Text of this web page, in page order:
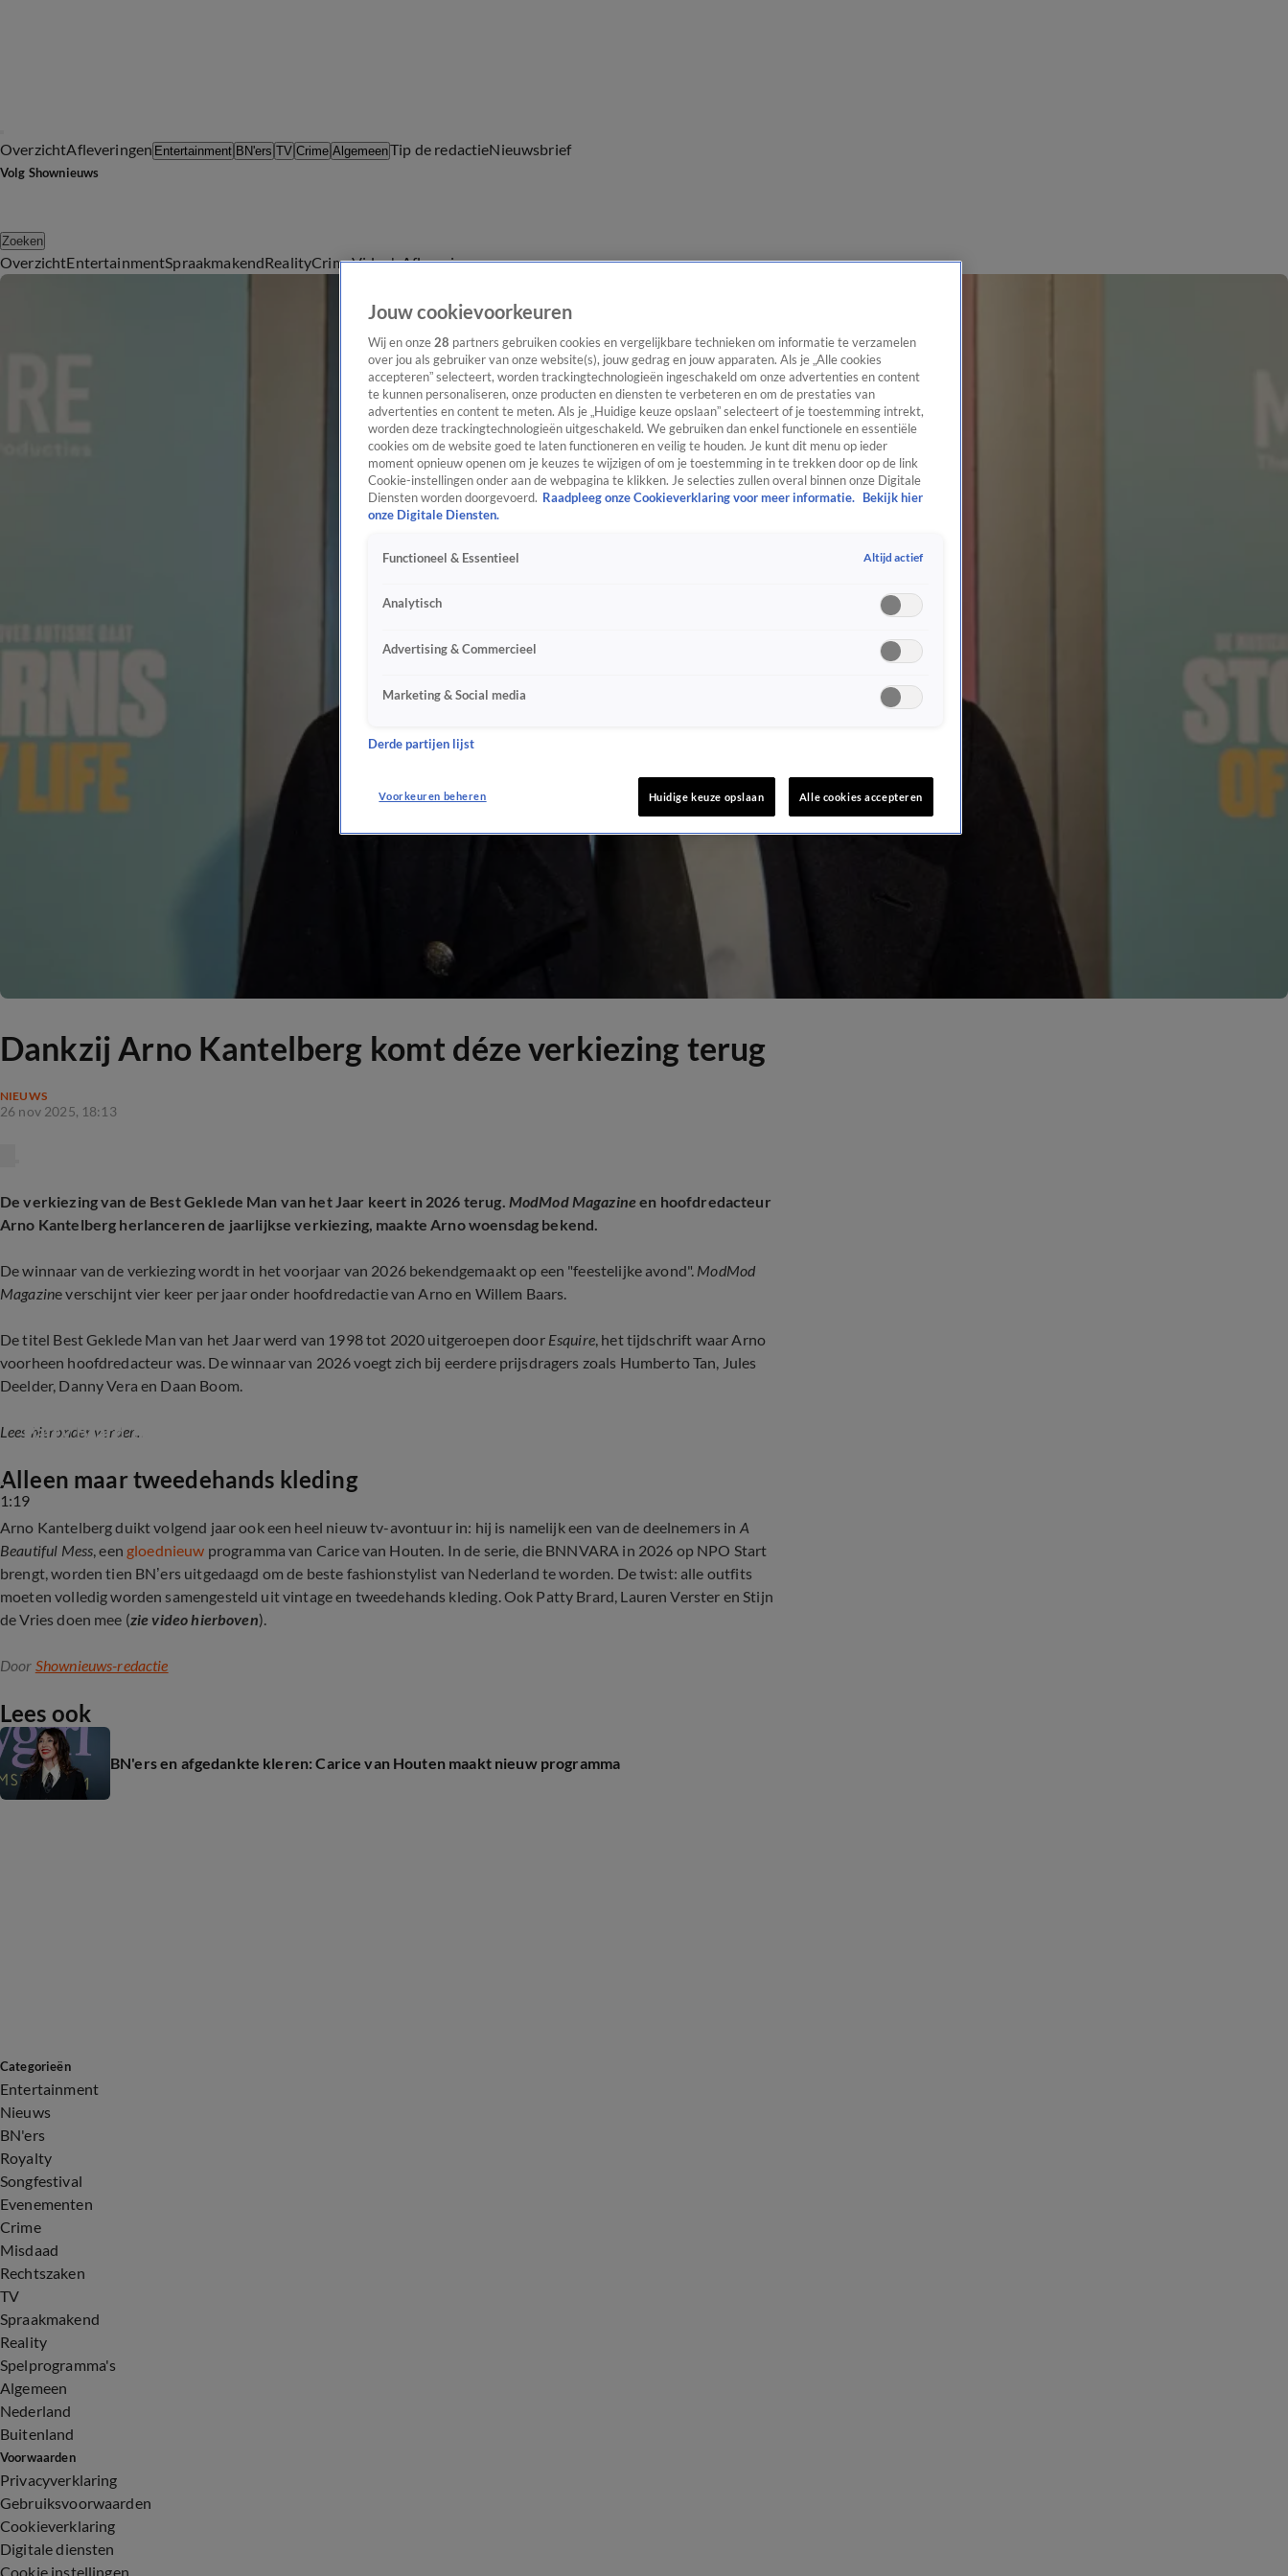
OverzichtAfleveringen Entertainment BN'ers TV Crime AlgemeenTip de redactieNieuwsbrief
Volg Shownieuws
Zoeken
OverzichtEntertainmentSpraakmakendRealityCrimeVideo'sAfleveringen
Dankzij Arno Kantelberg komt déze verkiezing terug
NIEUWS
26 nov 2025, 18:13
De verkiezing van de Best Geklede Man van het Jaar keert in 2026 terug. ModMod Magazine en hoofdredacteur
Arno Kantelberg herlanceren de jaarlijkse verkiezing, maakte Arno woensdag bekend.
De winnaar van de verkiezing wordt in het voorjaar van 2026 bekendgemaakt op een "feestelijke avond". ModMod
Magazine verschijnt vier keer per jaar onder hoofdredactie van Arno en Willem Baars.
De titel Best Geklede Man van het Jaar werd van 1998 tot 2020 uitgeroepen door Esquire, het tijdschrift waar Arno
voorheen hoofdredacteur was. De winnaar van 2026 voegt zich bij eerdere prijsdragers zoals Humberto Tan, Jules
Deelder, Danny Vera en Daan Boom.
Lees hieronder verder...
1:19
Patty Brard 'overgehaald' voor tv-programma Carice van Houten
Alleen maar tweedehands kleding
Arno Kantelberg duikt volgend jaar ook een heel nieuw tv-avontuur in: hij is namelijk een van de deelnemers in A
Beautiful Mess, een gloednieuw programma van Carice van Houten. In de serie, die BNNVARA in 2026 op NPO Start
brengt, worden tien BN’ers uitgedaagd om de beste fashionstylist van Nederland te worden. De twist: alle outfits
moeten volledig worden samengesteld uit vintage en tweedehands kleding. Ook Patty Brard, Lauren Verster en Stijn
de Vries doen mee (zie video hierboven).
Door Shownieuws-redactie
Lees ook
BN'ers en afgedankte kleren: Carice van Houten maakt nieuw programma
Categorieën
Entertainment
Nieuws
BN'ers
Royalty
Songfestival
Evenementen
Crime
Misdaad
Rechtszaken
TV
Spraakmakend
Reality
Spelprogramma's
Algemeen
Nederland
Buitenland
Voorwaarden
Privacyverklaring
Gebruiksvoorwaarden
Cookieverklaring
Digitale diensten
Cookie instellingen
Jouw cookievoorkeuren
Wij en onze 28 partners gebruiken cookies en vergelijkbare technieken om informatie te verzamelen
over jou als gebruiker van onze website(s), jouw gedrag en jouw apparaten. Als je „Alle cookies
accepteren” selecteert, worden trackingtechnologieën ingeschakeld om onze advertenties en content
te kunnen personaliseren, onze producten en diensten te verbeteren en om de prestaties van
advertenties en content te meten. Als je „Huidige keuze opslaan” selecteert of je toestemming intrekt,
worden deze trackingtechnologieën uitgeschakeld. We gebruiken dan enkel functionele en essentiële
cookies om de website goed te laten functioneren en veilig te houden. Je kunt dit menu op ieder
moment opnieuw openen om je keuzes te wijzigen of om je toestemming in te trekken door op de link
Cookie-instellingen onder aan de webpagina te klikken. Je selecties zullen overal binnen onze Digitale
Diensten worden doorgevoerd. Raadpleeg onze Cookieverklaring voor meer informatie.
Bekijk hier
onze Digitale Diensten.
Functioneel & Essentieel Altijd actief
Analytisch
Advertising & Commercieel
Marketing & Social media
Derde partijen lijst
Voorkeuren beheren Huidige keuze opslaan Alle cookies accepteren